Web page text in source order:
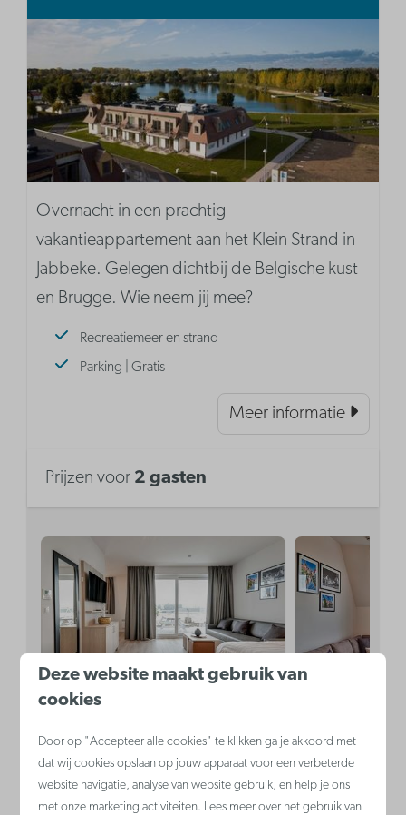
Overnacht in een prachtig
vakantieappartement aan het Klein Strand in
Jabbeke. Gelegen dichtbij de Belgische kust
en Brugge. Wie neem jij mee?
Recreatiemeer en strand
Parking | Gratis
Meer informatie
Prijzen voor 2 gasten
9,2
€ 424
studio | 2p
Jabbeke, Regio Brugge
kinderen
Deze website maakt gebruik van
cookies
Door op "Accepteer alle cookies" te klikken ga je akkoord met
dat wij cookies opslaan op jouw apparaat voor een verbeterde
website navigatie, analyse van website gebruik, en help je ons
met onze marketing activiteiten. Lees meer over het gebruik van